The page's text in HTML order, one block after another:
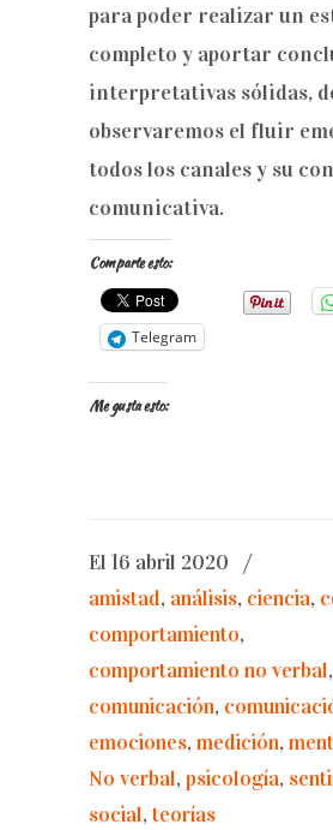
para poder realizar un
completo y aportar
interpretativas sólidas,
observaremos el fluir
todos los canales y su
comunicativa.
Comparte esto:
Telegram
Me gusta esto:
El 16 abril 2020
/
amistad, análisis, ciencia,
comportamiento,
comportamiento no verbal,
comunicación,
emociones, medición,
No verbal, psicología,
social,teorías